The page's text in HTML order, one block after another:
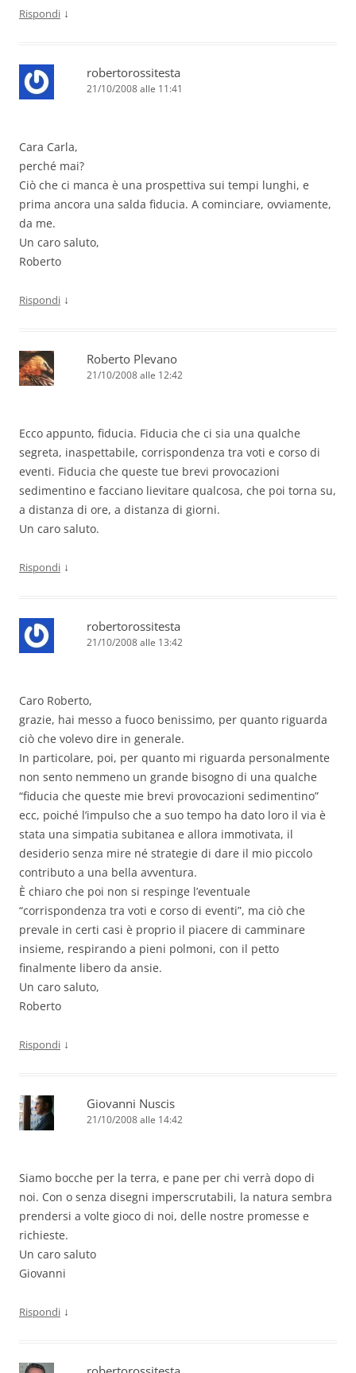
Rispondi ↓
robertorossitesta
21/10/2008 alle 11:41
Cara Carla,
perché mai?
Ciò che ci manca è una prospettiva sui tempi lunghi, e
prima ancora una salda fiducia. A cominciare, ovviamente,
da me.
Un caro saluto,
Roberto
Rispondi ↓
Roberto Plevano
21/10/2008 alle 12:42
Ecco appunto, fiducia. Fiducia che ci sia una qualche
segreta, inaspettabile, corrispondenza tra voti e corso di
eventi. Fiducia che queste tue brevi provocazioni
sedimentino e facciano lievitare qualcosa, che poi torna su,
a distanza di ore, a distanza di giorni.
Un caro saluto.
Rispondi ↓
robertorossitesta
21/10/2008 alle 13:42
Caro Roberto,
grazie, hai messo a fuoco benissimo, per quanto riguarda
ciò che volevo dire in generale.
In particolare, poi, per quanto mi riguarda personalmente
non sento nemmeno un grande bisogno di una qualche
“fiducia che queste mie brevi provocazioni sedimentino”
ecc, poiché l’impulso che a suo tempo ha dato loro il via è
stata una simpatia subitanea e allora immotivata, il
desiderio senza mire né strategie di dare il mio piccolo
contributo a una bella avventura.
È chiaro che poi non si respinge l’eventuale
“corrispondenza tra voti e corso di eventi”, ma ciò che
prevale in certi casi è proprio il piacere di camminare
insieme, respirando a pieni polmoni, con il petto
finalmente libero da ansie.
Un caro saluto,
Roberto
Rispondi ↓
Giovanni Nuscis
21/10/2008 alle 14:42
Siamo bocche per la terra, e pane per chi verrà dopo di
noi. Con o senza disegni imperscrutabili, la natura sembra
prendersi a volte gioco di noi, delle nostre promesse e
richieste.
Un caro saluto
Giovanni
Rispondi ↓